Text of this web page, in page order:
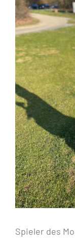
Spieler des